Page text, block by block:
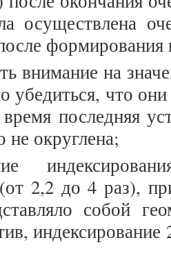
осуществлена
внимание на
убедиться, что
последняя
не округлена;
2,2 до 4 раз),
собой
индексирование